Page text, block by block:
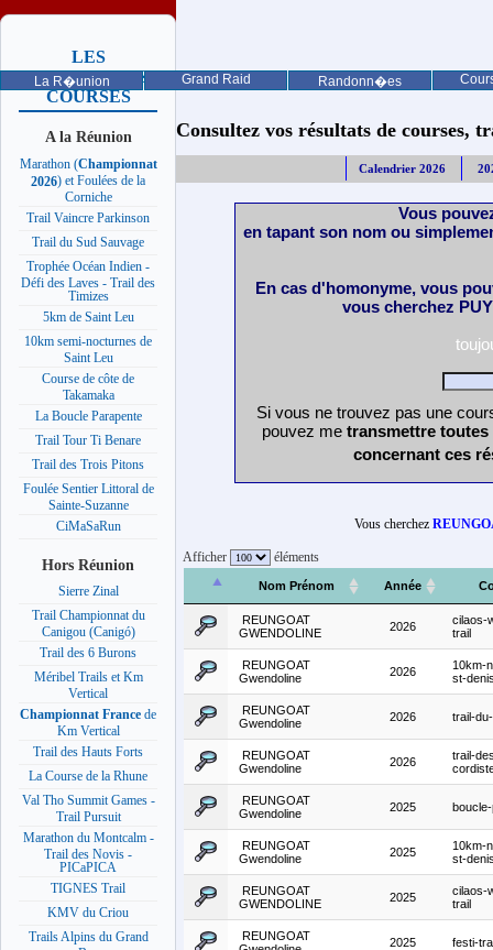
La R�union Grand Raid Randonn�es
LES
PROCHAINES
COURSES
A la Réunion
Marathon (Championnat
2026) et Foulées de la
Corniche
Trail Vaincre Parkinson
Trail du Sud Sauvage
Trophée Océan Indien -
Défi des Laves - Trail des
Timizes
5km de Saint Leu
10km semi-nocturnes de
Saint Leu
Course de côte de
Takamaka
La Boucle Parapente
Trail Tour Ti Benare
Trail des Trois Pitons
Foulée Sentier Littoral de
Sainte-Suzanne
CiMaSaRun
Hors Réunion
Sierre Zinal
Trail Championnat du
Canigou (Canigó)
Trail des 6 Burons
Méribel Trails et Km
Vertical
Championnat France de
Km Vertical
Trail des Hauts Forts
La Course de la Rhune
Val Tho Summit Games -
Trail Pursuit
Marathon du Montcalm -
Trail des Novis -
PICaPICA
TIGNES Trail
KMV du Criou
Trails Alpins du Grand
Consultez vos résultats de courses,
Calendrier 2026
Vous
en tapant son nom ou
En cas d'homonyme, vous
vous cherchez
Si vous ne trouvez pas une
pouvez me transmettre
concernant ces
Vous cherchez
Afficher éléments
Nom Prénom Année
REUNGOAT
GWENDOLINE
2026
cilaos-
trail
REUNGOAT
Gwendoline
2026
10km-
st-
REUNGOAT
Gwendoline
2026 trail-
REUNGOAT
Gwendoline
2026
trail-
REUNGOAT
Gwendoline
2025
REUNGOAT
Gwendoline
2025
10km-
st-
REUNGOAT
GWENDOLINE
2025
cilaos-
trail
REUNGOAT
2025 festi-